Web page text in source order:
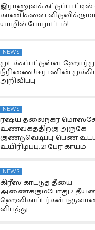
இராணுவக்
காணிகளை
யாழில் போராட்டம்!
NEWS
முடக்கப்பட்டுள்ள
நீரிணை! ஈரானின்
அறிவிப்பு
NEWS
ரஷ்ய தலைநகர்
உணவகத்திற்கு அருகே
குண்டுவெடிப்பு: பெண்
உயிரிழப்பு; 21 பேர் காயம்
NEWS
கிரீஸ்: காட்டுத் தீயை
அணைக்கும்போது 2
ஹெலிகாப்டர்கள்
விபத்து